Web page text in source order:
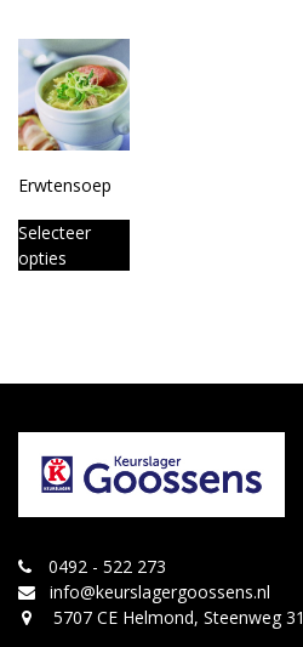
Erwtensoep
Selecteer
opties
0492 - 522 273
info@keurslagergoossens.nl
5707 CE Helmond, Steenweg 31